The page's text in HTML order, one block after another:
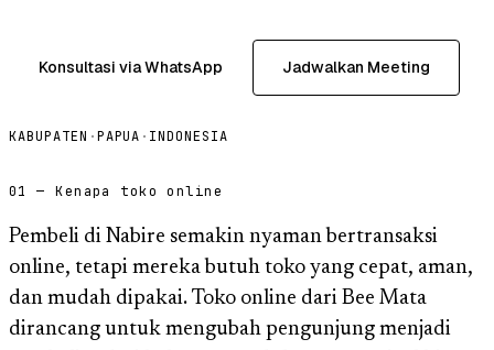
Konsultasi via WhatsApp Jadwalkan Meeting
KABUPATEN ·PAPUA · INDONESIA
01 — Kenapa toko online
Pembeli di Nabire semakin nyaman bertransaksi
online, tetapi mereka butuh toko yang cepat, aman,
dan mudah dipakai. Toko online dari Bee Mata
dirancang untuk mengubah pengunjung menjadi